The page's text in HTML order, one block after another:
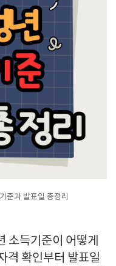
준과 발표일 총정리
소득기준이 어떻게
격 확인부터 발표일